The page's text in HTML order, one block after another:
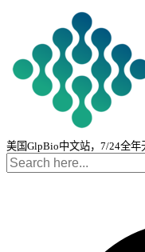
美国GlpBio中文站，7/24全